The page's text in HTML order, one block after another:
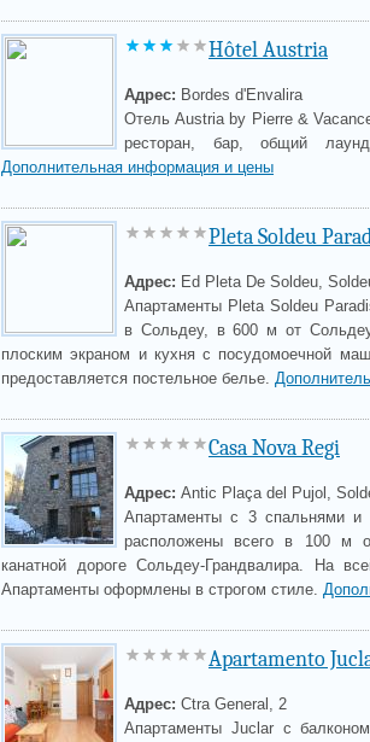
Hôtel Austria
Адрес: Bordes d'Envalira
Отель Austria by Pierre &
ресторан, бар, общий
Дополнительная информация и цены
Pleta Soldeu
Адрес: Ed Pleta De Soldeu,
Апартаменты Pleta Soldeu
в Сольдеу, в 600 м от
плоским экраном и кухня с посудомоечной
предоставляется постельное белье.
Casa Nova Regi
Адрес: Antic Plaça del Pujol,
Апартаменты с 3 спальнями
расположены всего в 100 м
канатной дороге Сольдеу-Грандвалира. На
Апартаменты оформлены в строгом стиле.
Apartamento
Адрес: Ctra General, 2
Апартаменты Juclar с